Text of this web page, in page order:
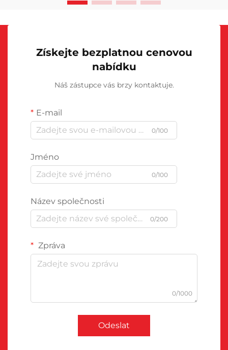
Získejte bezplatnou cenovou
nabídku
Náš zástupce vás brzy kontaktuje.
E-mail
0/100
Jméno
0/100
Název společnosti
0/200
Zpráva
0/1000
Odeslat